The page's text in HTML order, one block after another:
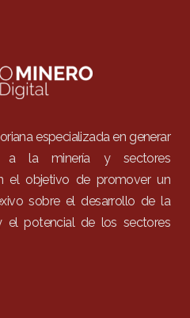
especializada en generar
a la minería y sectores
el objetivo de promover un
sobre el desarrollo de la
el potencial de los sectores